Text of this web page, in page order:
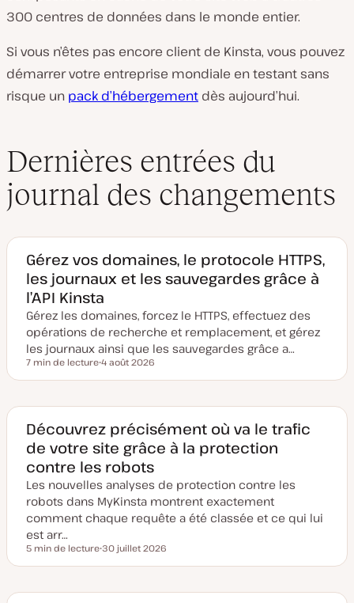
300 centres de données dans le monde entier.
Si vous n’êtes pas encore client de Kinsta, vous pouvez
démarrer votre entreprise mondiale en testant sans
risque un pack d’hébergement dès aujourd’hui.
Dernières entrées du
journal des changements
Gérez vos domaines, le protocole HTTPS,
les journaux et les sauvegardes grâce à
l’API Kinsta
Gérez les domaines, forcez le HTTPS, effectuez des
opérations de recherche et remplacement, et gérez
les journaux ainsi que les sauvegardes grâce a…
Temps de lecture
7 min de lecture
a
e
e
m
i
s
e
à
j
o
u
r
4 août 2026
Découvrez précisément où va le trafic
de votre site grâce à la protection
contre les robots
Les nouvelles analyses de protection contre les
robots dans MyKinsta montrent exactement
comment chaque requête a été classée et ce qui lui
est arr…
Temps de lecture
5 min de lecture
a
e
30 juillet 2026